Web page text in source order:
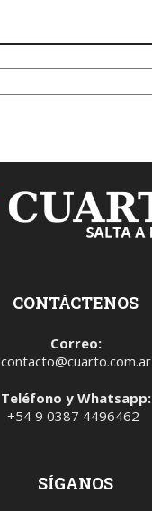
CONTÁCTENOS
Correo:
contacto@cuarto.com.ar
Teléfono y Whatsapp:
+54 9 0387 4496462
SÍGANOS